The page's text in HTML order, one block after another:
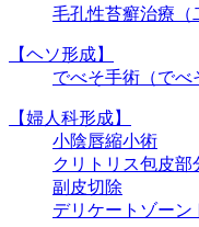
⽑孔性苔癬治療（
【ヘソ形成】
でべそ手術（でべ
【婦人科形成】
小陰唇縮小術
クリトリス包皮部
副皮切除
デリケートゾーン